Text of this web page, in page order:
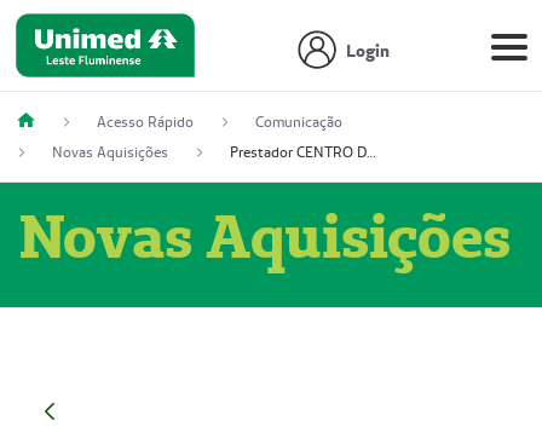
Login
Acesso Rápido
Comunicação
Novas Aquisições
Prestador CENTRO DE ONCOLOGIA
Novas Aquisições